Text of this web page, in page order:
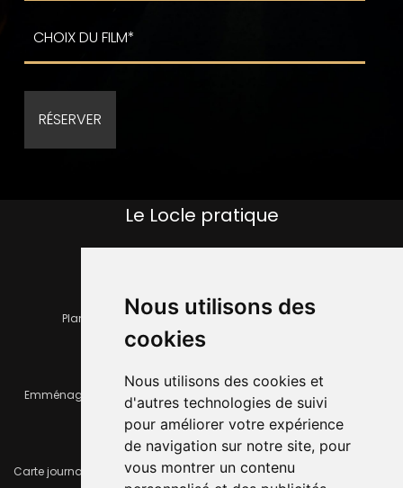
Nous utilisons des
cookies
Nous utilisons des cookies et
d'autres technologies de suivi
pour améliorer votre expérience
de navigation sur notre site, pour
vous montrer un contenu
Le Locle pratique
Plan de la ville Horaires et services communaux
Emménager ou déménager Infos pratiques
Carte journalière CFF - Flexicard Travaux importants en cours